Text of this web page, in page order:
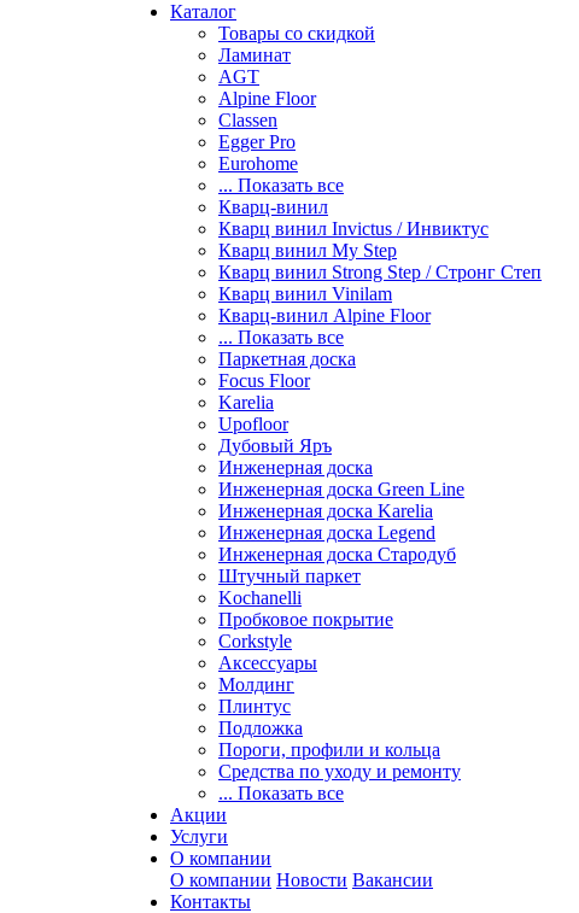
Каталог
Товары со скидкой
Ламинат
AGT
Alpine Floor
Classen
Egger Pro
Eurohome
... Показать все
Кварц-винил
Кварц винил Invictus / Инвиктус
Кварц винил My Step
Кварц винил Strong Step / Стронг Степ
Кварц винил Vinilam
Кварц-винил Alpine Floor
... Показать все
Паркетная доска
Focus Floor
Karelia
Upofloor
Дубовый Яръ
Инженерная доска
Инженерная доска Green Line
Инженерная доска Karelia
Инженерная доска Legend
Инженерная доска Стародуб
Штучный паркет
Kochanelli
Пробковое покрытие
Corkstyle
Аксессуары
Молдинг
Плинтус
Подложка
Пороги, профили и кольца
Средства по уходу и ремонту
... Показать все
Акции
Услуги
О компании
О компании Новости Вакансии
Контакты